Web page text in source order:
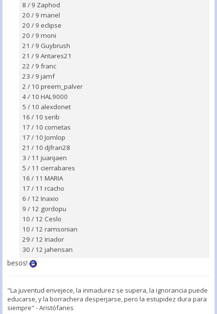
8 / 9 Zaphod
20 / 9 manel
20 / 9 eclipse
20 / 9 moni
21 / 9 Guybrush
21 / 9 Antares21
22 / 9 franc
23 / 9 jamf
2 / 10 preem_palver
4 / 10 HAL9000
5 / 10 alexdonet
16 / 10 serib
17 / 10 cometas
17 / 10 Jomlop
21 / 10 djfran28
3 / 11 juanjaen
5 / 11 cierrabares
16 / 11 MARIA
17 / 11 rcacho
6 / 12 Inaxio
9 / 12 gordopu
10 / 12 Ceslo
10 / 12 ramsonian
29 / 12 Iriador
30 / 12 jahensan
besos!
"La juventud envejece, la inmadurez se supera, la ignorancia puede
educarse, y la borrachera desperjarse, pero la estupidez dura para
siempre" - Aristófanes